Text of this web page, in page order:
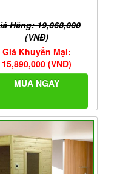
của phòng xông hơi
đến từ hệ thống
bảng đen hiện đại
tia hồng ngoại thông
Hãng: 19,068,000
(VNĐ)
Giá Khuyến Mại:
15,890,000 (VNĐ)
MUA NGAY